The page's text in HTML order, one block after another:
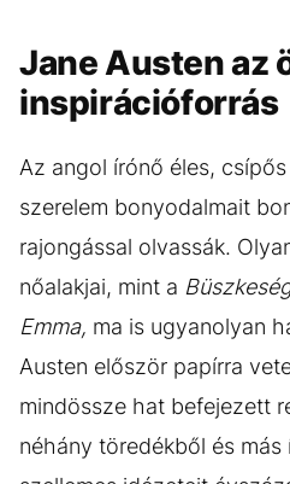
Jane Austen az
inspirációforrás
Az angol írónő éles,
szerelem bonyodalmait
rajongással olvassák.
nőalakjai, mint a
Emma, ma is ugyanolyan
Austen először papírra
mindössze hat befejezett
néhány töredékből és